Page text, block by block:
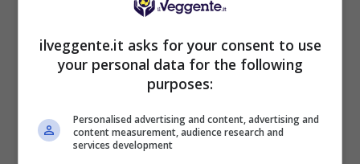
“sblocchino”: finora soltanto il 30% circa dei tiri
specchio della porta (è la quarta peggiore
media, tra tutte le squadre del campionato).
E non è detto che questo brutto periodo non
possa proseguire: nel turno infrasettimanale il
Malaga ospita il Villarreal, una delle squadre più
ilveggente.it asks for your consent to use
your personal data for the following
purposes:
Personalised advertising and content, advertising and
content measurement, audience research and
services development